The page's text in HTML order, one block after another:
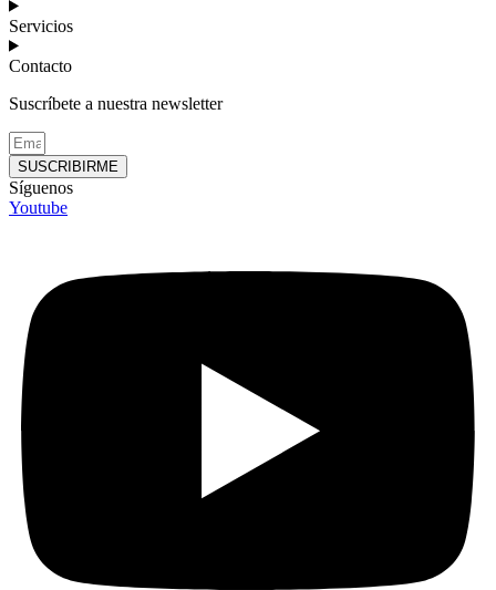
Servicios
Contacto
Suscríbete a nuestra newsletter
SUSCRIBIRME
Síguenos
Youtube